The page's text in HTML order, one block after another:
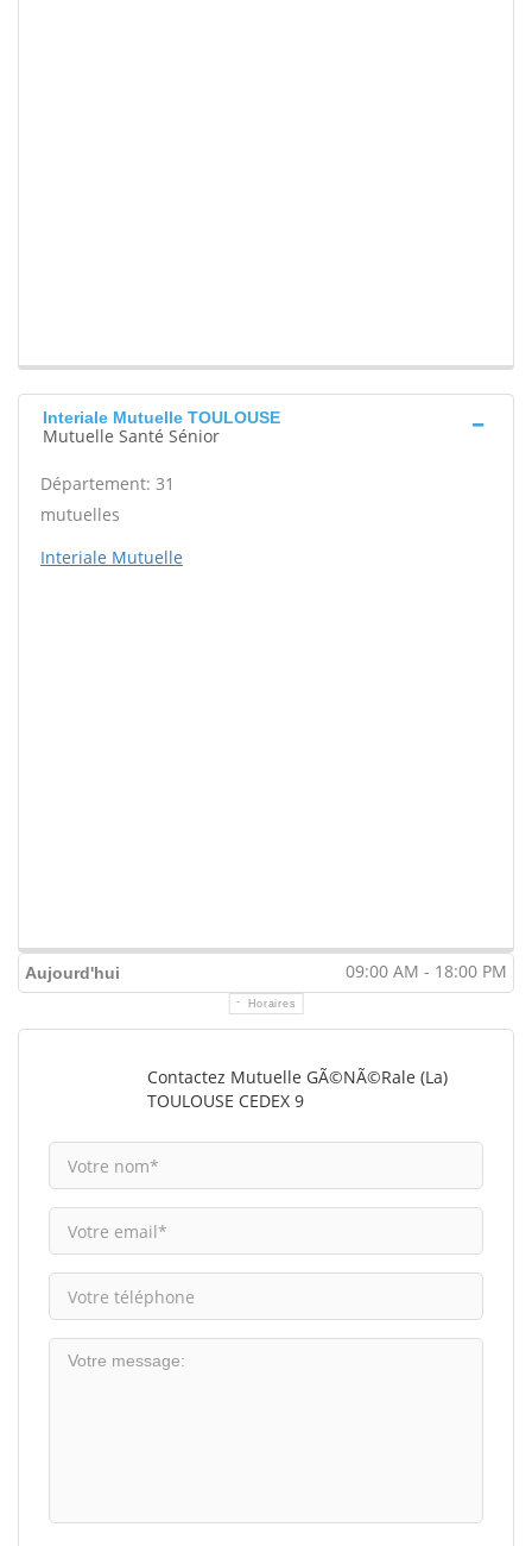
Interiale Mutuelle TOULOUSE
Mutuelle Santé Sénior
Département: 31
mutuelles
Interiale Mutuelle
Aujourd'hui 09:00 AM - 18:00 PM
Horaires
Contactez Mutuelle GÃ©nÃ©rale (La)
TOULOUSE CEDEX 9